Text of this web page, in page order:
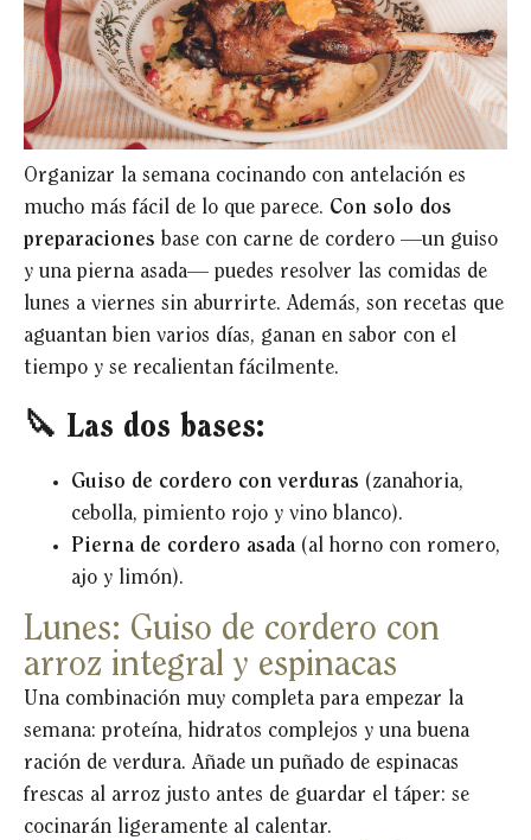
Organizar la semana cocinando con antelación es
mucho más fácil de lo que parece. Con solo dos
preparaciones base con carne de cordero —un guiso
y una pierna asada— puedes resolver las comidas de
lunes a viernes sin aburrirte. Además, son recetas que
aguantan bien varios días, ganan en sabor con el
tiempo y se recalientan fácilmente.
🔪 Las dos bases:
Guiso de cordero con verduras (zanahoria,
cebolla, pimiento rojo y vino blanco).
Pierna de cordero asada(al horno con romero,
ajo y limón).
Lunes: Guiso de cordero con
arroz integral y espinacas
Una combinación muy completa para empezar la
semana: proteína, hidratos complejos y una buena
ración de verdura. Añade un puñado de espinacas
frescas al arroz justo antes de guardar el táper: se
cocinarán ligeramente al calentar.